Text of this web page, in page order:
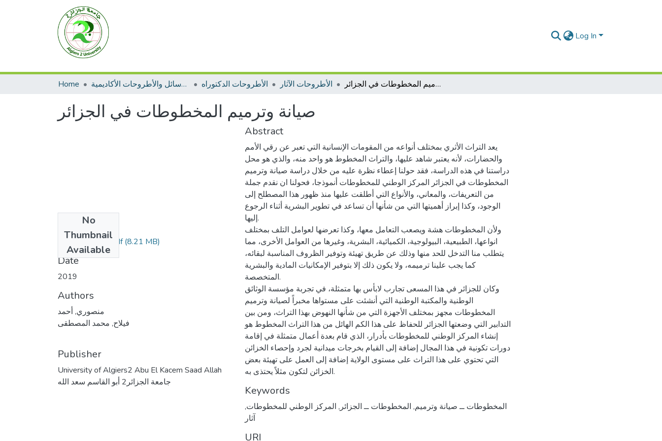
Log In
Home الرسائل والأطروحات الأكاديمية الأطروحات الدكتوراه الأطروحات الآثار صيانة وترميم المخطوطات في الجزائر
صيانة وترميم المخطوطات في الجزائر
No
Thumbnail
Available
رسالة الدكتوراه .pdf(8.21 MB)
Date
2019
Authors
منصوري, أحمد
فيلاح, محمد المصطقى
Publisher
University of Algiers2 Abu El Kacem Saad Allah
جامعة الجزائر2 أبو القاسم سعد الله
Abstract
يعد التراث الأثري بمختلف أنواعه من المقومات الإنسانية التي تعبر عن رقي الأمم
والحضارات، لأنه يعتبر شاهد عليها، والتراث المخطوط هو واحد منه، والذي هو محل
دراستنا في هذه الدراسة، فقد حولنا إعطاء نظرة عليه من خلال دراسة صيانة وترميم
المخطوطات في الجزائر المركز الوطني للمخطوطات أنموذجا، فحولنا ان نقدم جملة
من التعريفات، والمعاني، والأنواع التي أطلقت عليها منذ ظهور هذا المصطلح إلى
الوجود، وكذا إبراز أهميتها التي من شأنها أن تساعد في تطوير البشرية أثناء الرجوع
إليها.
ولأن المخطوطات هشة ويصعب التعامل معها، وكذا تعرضها لعوامل التلف بمختلف
انواعها، الطبيعية، البيولوجية، الكميائية، البشرية، وغيرها من العوامل الأخرى، مما
يتطلب منا التدخل للحد منها وذلك عن طريق تهيئة وتوفير الظروف المناسبة لبقائه،
كما يجب علينا ترميمه، ولا يكون ذلك إلا بتوفير الإمكانيات المادية والبشرية
المتخصصة.
وكان للجزائر في هذا المسعى تجارب لابأس بها متمثلة، في تجربة مؤسسة الوثائق
الوطنية والمكتبة الوطنية التي أنشئت على مستواها مخبراً لصيانة وترميم
المخطوطات مجهز بمختلف الأجهزة التي من شأنها النهوض بهذا التراث، ومن بين
التدابير التي وضعتها الجزائر للحفاظ على هذا الكم الهائل من هذا التراث المخطوط هو
إنشاء المركز الوطني للمخطوطات بأدرار، الذي قام بعدة أعمال متمثلة في إقامة
دورات تكونية في هذا المجال إضافة إلى القيام بخرجات ميدانية لجرد وإحصاء الخزائن
التي تحتوي على هذا التراث على مستوى الولاية إضافة إلى العمل على تهيئة بعض
الخزائن لتكون مثلاً يحتذى به.
Keywords
المخطوطات ــ صيانة وترميم, المخطوطات ــ الجزائر , المركز الوطني للمخطوطات,
آثار
URI